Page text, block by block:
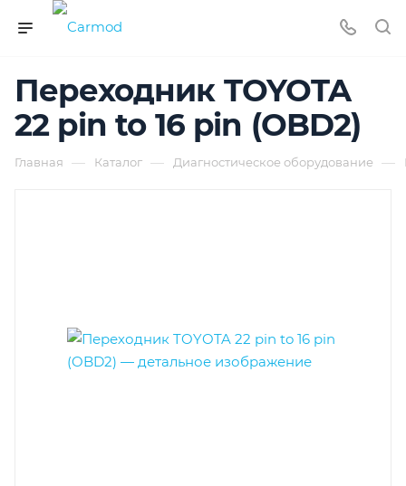
Переходник TOYOTA
22 pin to 16 pin (OBD2)
Главная — Каталог — Диагностическое оборудование —